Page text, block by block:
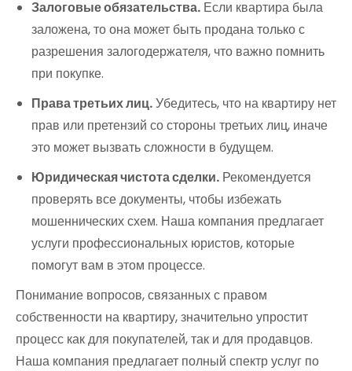
Залоговые обязательства. Если квартира была
заложена, то она может быть продана только с
разрешения залогодержателя, что важно помнить
при покупке.
Права третьих лиц.Убедитесь, что на квартиру нет
прав или претензий со стороны третьих лиц, иначе
это может вызвать сложности в будущем.
Юридическая чистота сделки. Рекомендуется
проверять все документы, чтобы избежать
мошеннических схем. Наша компания предлагает
услуги профессиональных юристов, которые
помогут вам в этом процессе.
Понимание вопросов, связанных с правом
собственности на квартиру, значительно упростит
процесс как для покупателей, так и для продавцов.
Наша компания предлагает полный спектр услуг по